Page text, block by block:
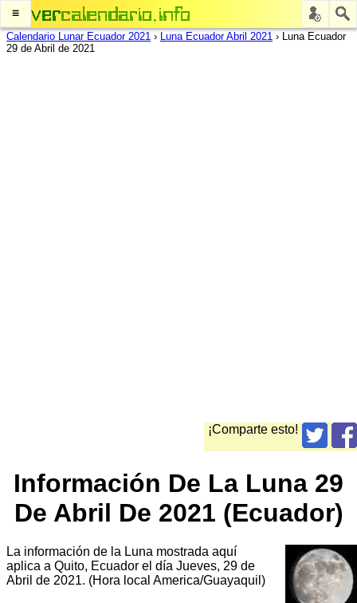
≡
Calendario Lunar Ecuador 2021 › Luna Ecuador Abril 2021 › Luna Ecuador
29 de Abril de 2021
¡Comparte esto!
Información De La Luna 29
De Abril De 2021 (Ecuador)
La información de la Luna mostrada aquí
aplica a Quito, Ecuador el día Jueves, 29 de
Abril de 2021. (Hora local America/Guayaquil)